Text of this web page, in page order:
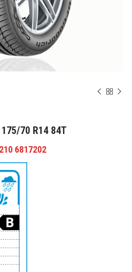
175/70 R14 84T
6817202